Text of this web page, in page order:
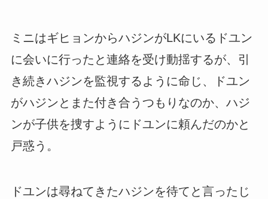
ミニはギヒョンからハジンがLKにいるドユン
に会いに行ったと連絡を受け動揺するが、引
き続きハジンを監視するように命じ、ドユン
がハジンとまた付き合うつもりなのか、ハジ
ンが子供を捜すようにドユンに頼んだのかと
戸惑う。
ドユンは尋ねてきたハジンを待てと言ったじ